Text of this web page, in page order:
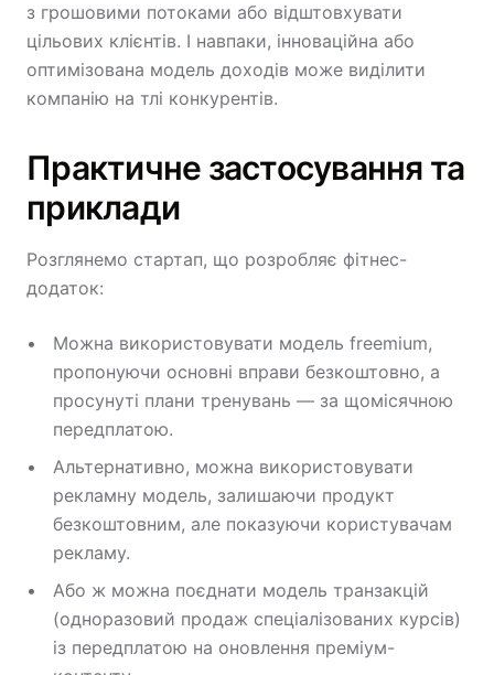
з грошовими потоками або відштовхувати
цільових клієнтів. І навпаки, інноваційна або
оптимізована модель доходів може виділити
компанію на тлі конкурентів.
Практичне застосування та
приклади
Розглянемо стартап, що розробляє фітнес-
додаток:
Можна використовувати модель freemium,
пропонуючи основні вправи безкоштовно, а
просунуті плани тренувань — за щомісячною
передплатою.
Альтернативно, можна використовувати
рекламну модель, залишаючи продукт
безкоштовним, але показуючи користувачам
рекламу.
Або ж можна поєднати модель транзакцій
(одноразовий продаж спеціалізованих курсів)
із передплатою на оновлення преміум-